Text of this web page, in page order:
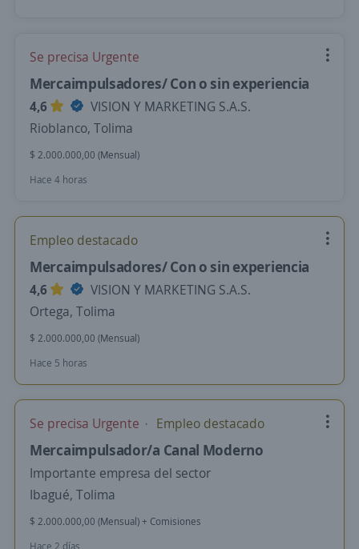
Se precisa Urgente
Mercaimpulsadores/ Con o sin experiencia
4,6
VISION Y MARKETING S.A.S.
Rioblanco, Tolima
$ 2.000.000,00 (Mensual)
Hace 4 horas
Empleo destacado
Mercaimpulsadores/ Con o sin experiencia
4,6
VISION Y MARKETING S.A.S.
Ortega, Tolima
$ 2.000.000,00 (Mensual)
Hace 5 horas
Se precisa Urgente Empleo destacado
Mercaimpulsador/a Canal Moderno
Importante empresa del sector
Ibagué, Tolima
$ 2.000.000,00 (Mensual) + Comisiones
Hace 2 días